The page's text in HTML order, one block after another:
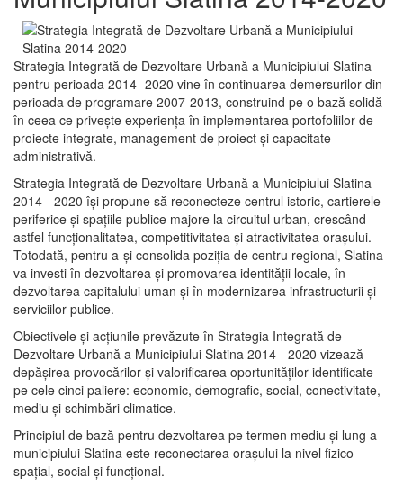
Strategia Integrată de Dezvoltare Urbană a Municipiului Slatina
pentru perioada 2014 -2020 vine în continuarea demersurilor din
perioada de programare 2007-2013, construind pe o bază solidă
în ceea ce priveşte experienţa în implementarea portofoliilor de
proiecte integrate, management de proiect și capacitate
administrativă.
Strategia Integrată de Dezvoltare Urbană a Municipiului Slatina
2014 - 2020 își propune să reconecteze centrul istoric, cartierele
periferice şi spaţiile publice majore la circuitul urban, crescând
astfel funcţionalitatea, competitivitatea şi atractivitatea oraşului.
Totodată, pentru a-şi consolida poziţia de centru regional, Slatina
va investi în dezvoltarea şi promovarea identităţii locale, în
dezvoltarea capitalului uman şi în modernizarea infrastructurii şi
serviciilor publice.
Obiectivele şi acţiunile prevăzute în Strategia Integrată de
Dezvoltare Urbană a Municipiului Slatina 2014 - 2020 vizează
depășirea provocărilor şi valorificarea oportunităţilor identificate
pe cele cinci paliere: economic, demografic, social, conectivitate,
mediu şi schimbări climatice.
Principiul de bază pentru dezvoltarea pe termen mediu şi lung a
municipiului Slatina este reconectarea oraşului la nivel fizico-
spaţial, social şi funcţional.